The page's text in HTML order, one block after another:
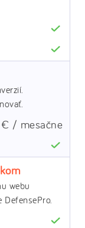
/ mesačne
webu
DefensePro.